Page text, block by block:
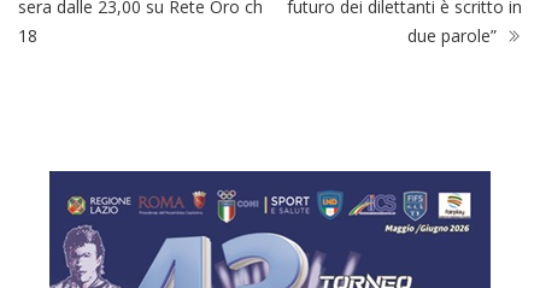
sera dalle 23,00 su Rete Oro ch
18
futuro dei dilettanti è scritto in
due parole”